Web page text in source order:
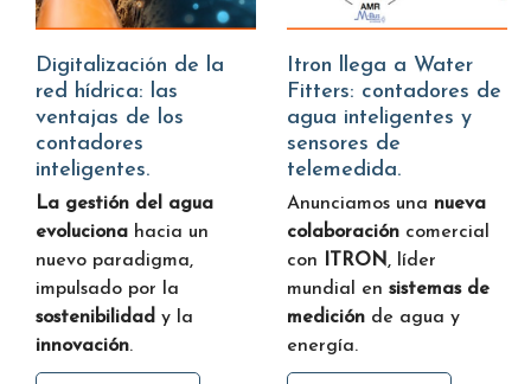
Digitalización de la
red hídrica: las
ventajas de los
contadores
inteligentes.
La gestión del agua
evoluciona hacia un
nuevo paradigma,
impulsado por la
sostenibilidad y la
innovación.
Itron llega a Water
Fitters: contadores de
agua inteligentes y
sensores de
telemedida.
Anunciamos una nueva
colaboración comercial
con ITRON, líder
mundial en sistemas de
medición de agua y
energía.